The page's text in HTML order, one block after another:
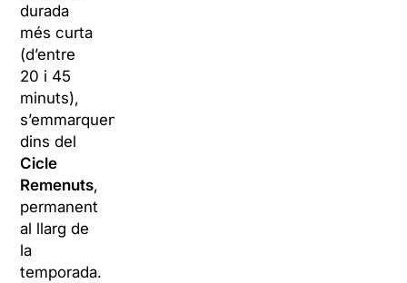
durada
més curta
(d’entre
20 i 45
minuts),
s’emmarquen
dins del
Cicle
Remenuts,
permanent
al llarg de
la
temporada.